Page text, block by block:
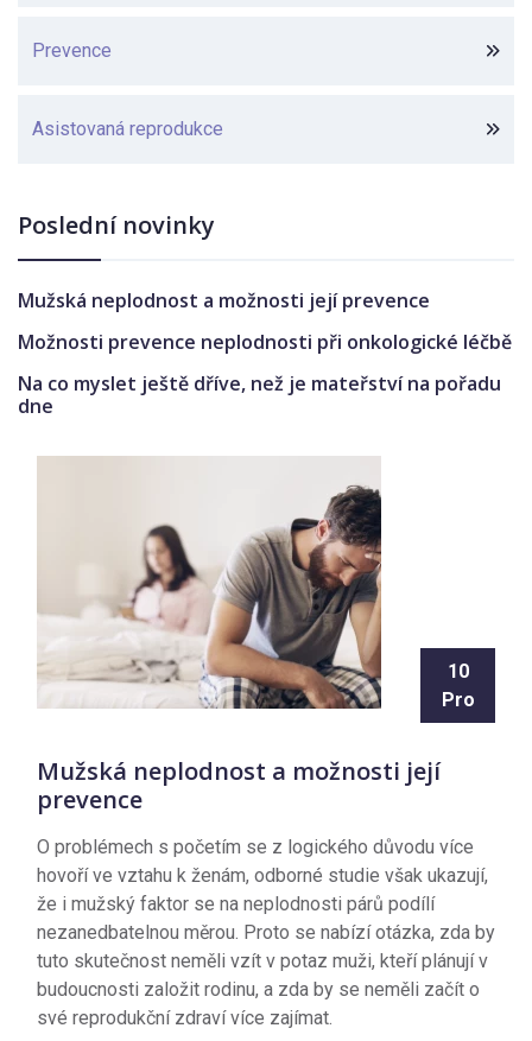
Prevence
Asistovaná reprodukce
Poslední novinky
Mužská neplodnost a možnosti její prevence
Možnosti prevence neplodnosti při onkologické léčbě
Na co myslet ještě dříve, než je mateřství na pořadu
dne
10
Pro
Mužská neplodnost a možnosti její
prevence
O problémech s početím se z logického důvodu více
hovoří ve vztahu k ženám, odborné studie však ukazují,
že i mužský faktor se na neplodnosti párů podílí
nezanedbatelnou měrou. Proto se nabízí otázka, zda by
tuto skutečnost neměli vzít v potaz muži, kteří plánují v
budoucnosti založit rodinu, a zda by se neměli začít o
své reprodukční zdraví více zajímat.